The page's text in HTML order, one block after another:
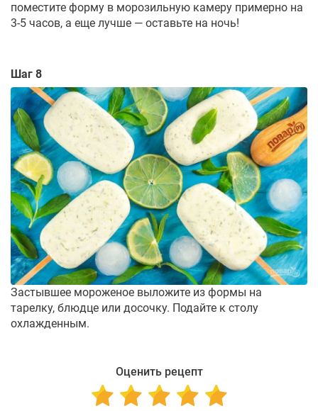
поместите форму в морозильную камеру примерно на
3-5 часов, а еще лучше — оставьте на ночь!
Шаг 8
Застывшее мороженое выложите из формы на
тарелку, блюдце или досочку. Подайте к столу
охлажденным.
Оценить рецепт